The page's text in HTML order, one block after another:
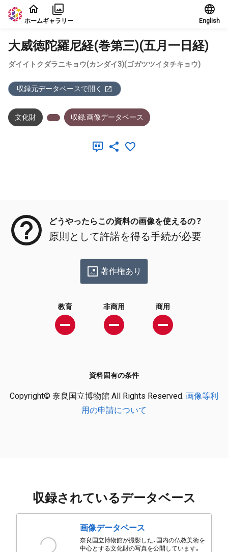
本文に飛ぶ
ホームギャラリー English
大威徳陀羅尼経(巻第三)(五月一日経)
ダイイトクダラニキョウ(カンダイ3)(ゴガツツイタチキョウ)
収録元データベースで開く
文化財 収録:画像データベース
どうやったらこの資料の画像を使えるの？
原則として許諾を得る手続が必要
著作権あり
教育 非商用 商用
資料固有の条件
Copyright© 奈良国立博物館 All Rights Reserved. 画像等利
用の申請について
収録されているデータベース
画像データベース
奈良国立博物館が撮影した、国内の仏教美術を
中心とする文化財の写真を公開しています。